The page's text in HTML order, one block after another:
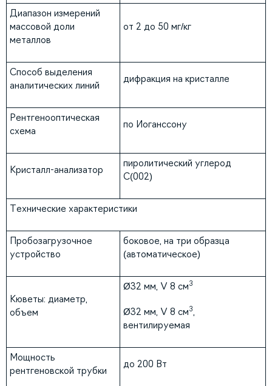
Диапазон измерений
массовой доли
металлов
от 2 до 50 мг/кг
Способ выделения
аналитических линий
дифракция на кристалле
Рентгенооптическая
схема
по Иоганссону
Кристалл-анализатор
пиролитический углерод
С(002)
Технические характеристики
Пробозагрузочное
устройство
боковое, на три образца
(автоматическое)
Кюветы: диаметр,
объем
Ø32 мм, V 8 см3
Ø32 мм, V 8 см3
вентилируемая
Мощность
рентгеновской трубки
до 200 Вт